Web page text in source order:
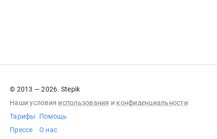
© 2013 — 2026. Stepik
Наши условия использования и конфиденциальности
Тарифы
Прессе
Помощь
О нас